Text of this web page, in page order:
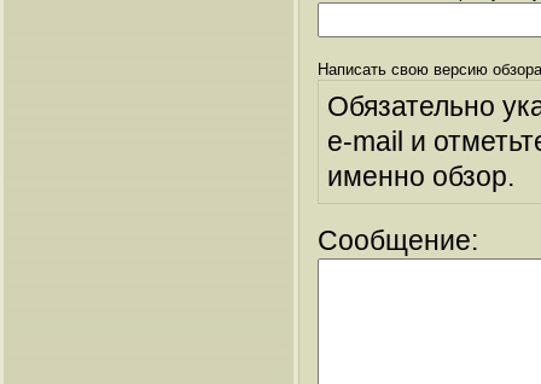
Написать свою версию
Обязательно
e-mail и
именно обзор.
Сообщение: